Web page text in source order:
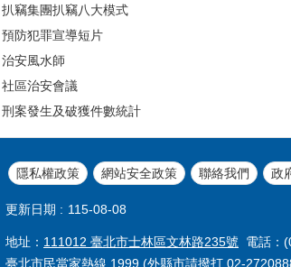
扒竊集團扒竊八大模式
預防犯罪宣導短片
治安風水師
社區治安會議
刑案發生及破獲件數統計
隱私權政策 網站安全政策 聯絡我們 政
更新日期 115-08-08
地址： 111012 臺北市士林區文林路235號 電話：
臺北市民當家熱線 1999 (外縣市請撥打 02-